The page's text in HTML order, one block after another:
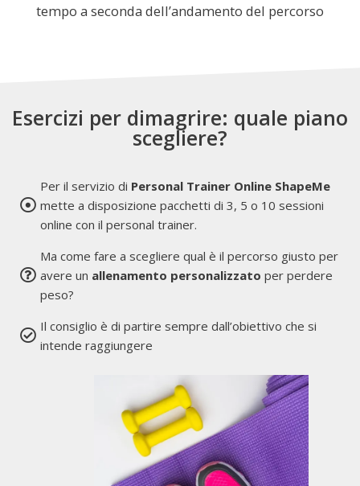
tempo a seconda dell’andamento del percorso
Esercizi per dimagrire: quale piano
scegliere?
Per il servizio di Personal Trainer Online ShapeMe
mette a disposizione pacchetti di 3, 5 o 10 sessioni
online con il personal trainer.
Ma come fare a scegliere qual è il percorso giusto per
avere un allenamento personalizzato per perdere
peso?
Il consiglio è di partire sempre dall’obiettivo che si
intende raggiungere